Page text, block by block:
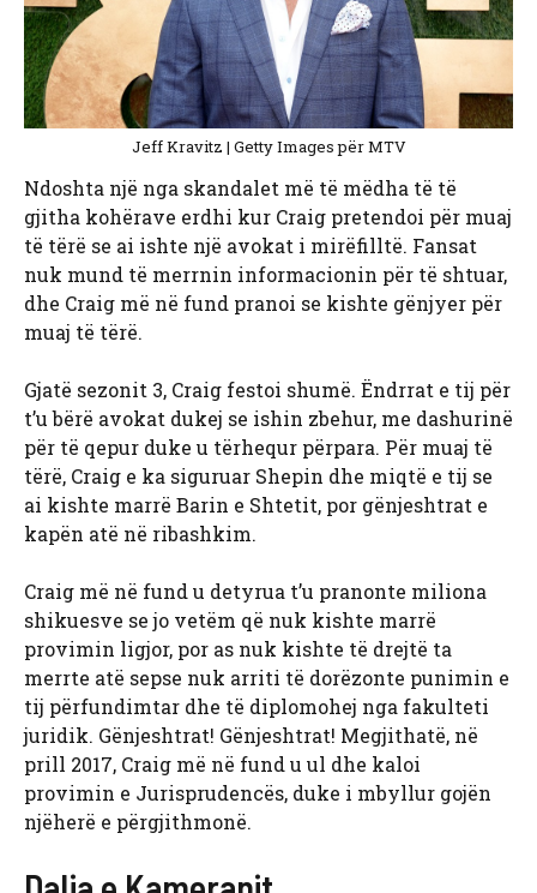
Jeff Kravitz | Getty Images për MTV
Ndoshta një nga skandalet më të mëdha të të
gjitha kohërave erdhi kur Craig pretendoi për muaj
të tërë se ai ishte një avokat i mirëfilltë. Fansat
nuk mund të merrnin informacionin për të shtuar,
dhe Craig më në fund pranoi se kishte gënjyer për
muaj të tërë.
Gjatë sezonit 3, Craig festoi shumë. Ëndrrat e tij për
t’u bërë avokat dukej se ishin zbehur, me dashurinë
për të qepur duke u tërhequr përpara. Për muaj të
tërë, Craig e ka siguruar Shepin dhe miqtë e tij se
ai kishte marrë Barin e Shtetit, por gënjeshtrat e
kapën atë në ribashkim.
Craig më në fund u detyrua t’u pranonte miliona
shikuesve se jo vetëm që nuk kishte marrë
provimin ligjor, por as nuk kishte të drejtë ta
merrte atë sepse nuk arriti të dorëzonte punimin e
tij përfundimtar dhe të diplomohej nga fakulteti
juridik. Gënjeshtrat! Gënjeshtrat! Megjithatë, në
prill 2017, Craig më në fund u ul dhe kaloi
provimin e Jurisprudencës, duke i mbyllur gojën
njëherë e përgjithmonë.